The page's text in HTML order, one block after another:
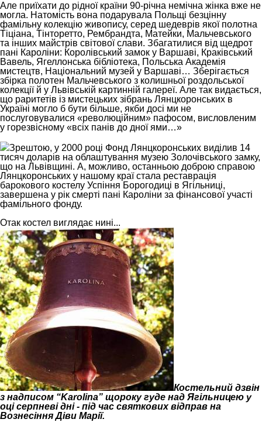
Але приїхати до рідної країни 90-річна немічна жінка вже не
могла. Натомість вона подарувала Польщі безцінну
фамільну колекцію живопису, серед шедеврів якої полотна
Тіціана, Тінторетто, Рембрандта, Матейки, Мальчевського
та інших майстрів світової слави. Збагатилися від щедрот
пані Кароліни: Королівський замок у Варшаві, Краківський
Вавель, Ягеллонська бібліотека, Польська Академія
мистецтв, Національний музей у Варшаві… Зберігається
збірка полотен Мальчевського з колишньої роздольської
колекції й у Львівській картинній галереї. Але так видається,
що раритетів із мистецьких зібрань Лянцкоронських в
Україні могло б бути більше, якби досі ми не
послуговувалися «революційним» пафосом, висловленим
у горезвісному «всіх панів до дної ями…»
Зрештою, у 2000 році Фонд Лянцкоронських виділив 14
тисяч доларів на облаштування музею Золочівського замку,
що на Львівщині. А, можливо, останньою доброю справою
Лянцкоронських у нашому краї стала реставрація
барокового костелу Успіння Борогодиці в Ягільниці,
завершена у рік смерті пані Кароліни за фінансової участі
фамільного фонду.
Отак костел виглядає нині...
Костельний дзвін
з надписом “Karolina” щороку гуде над Ягільницею у
оці серпневі дні - під час святкових відправ на
Вознесіння Діви Марії.